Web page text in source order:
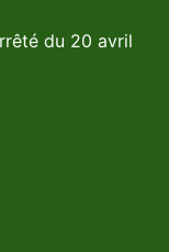
du 20 avril